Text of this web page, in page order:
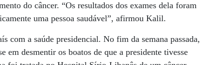
do câncer. “Os resultados dos exames dela foram
uma pessoa saudável”, afirmou Kalil.
com a saúde presidencial. No fim da semana passada,
em desmentir os boatos de que a presidente tivesse